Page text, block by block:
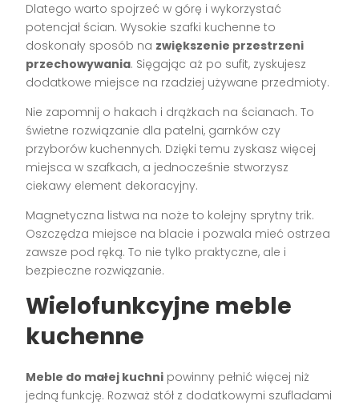
Dlatego warto spojrzeć w górę i wykorzystać
potencjał ścian. Wysokie szafki kuchenne to
doskonały sposób na zwiększenie przestrzeni
przechowywania. Sięgając aż po sufit, zyskujesz
dodatkowe miejsce na rzadziej używane przedmioty.
Nie zapomnij o hakach i drążkach na ścianach. To
świetne rozwiązanie dla patelni, garnków czy
przyborów kuchennych. Dzięki temu zyskasz więcej
miejsca w szafkach, a jednocześnie stworzysz
ciekawy element dekoracyjny.
Magnetyczna listwa na noże to kolejny sprytny trik.
Oszczędza miejsce na blacie i pozwala mieć ostrzea
zawsze pod ręką. To nie tylko praktyczne, ale i
bezpieczne rozwiązanie.
Wielofunkcyjne meble
kuchenne
Meble do małej kuchni powinny pełnić więcej niż
jedną funkcję. Rozważ stół z dodatkowymi szufladami